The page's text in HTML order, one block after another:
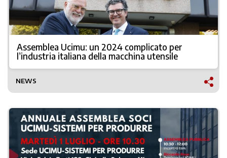
Assemblea Ucimu: un 2024 complicato per
l’industria italiana della macchina utensile
NEWS